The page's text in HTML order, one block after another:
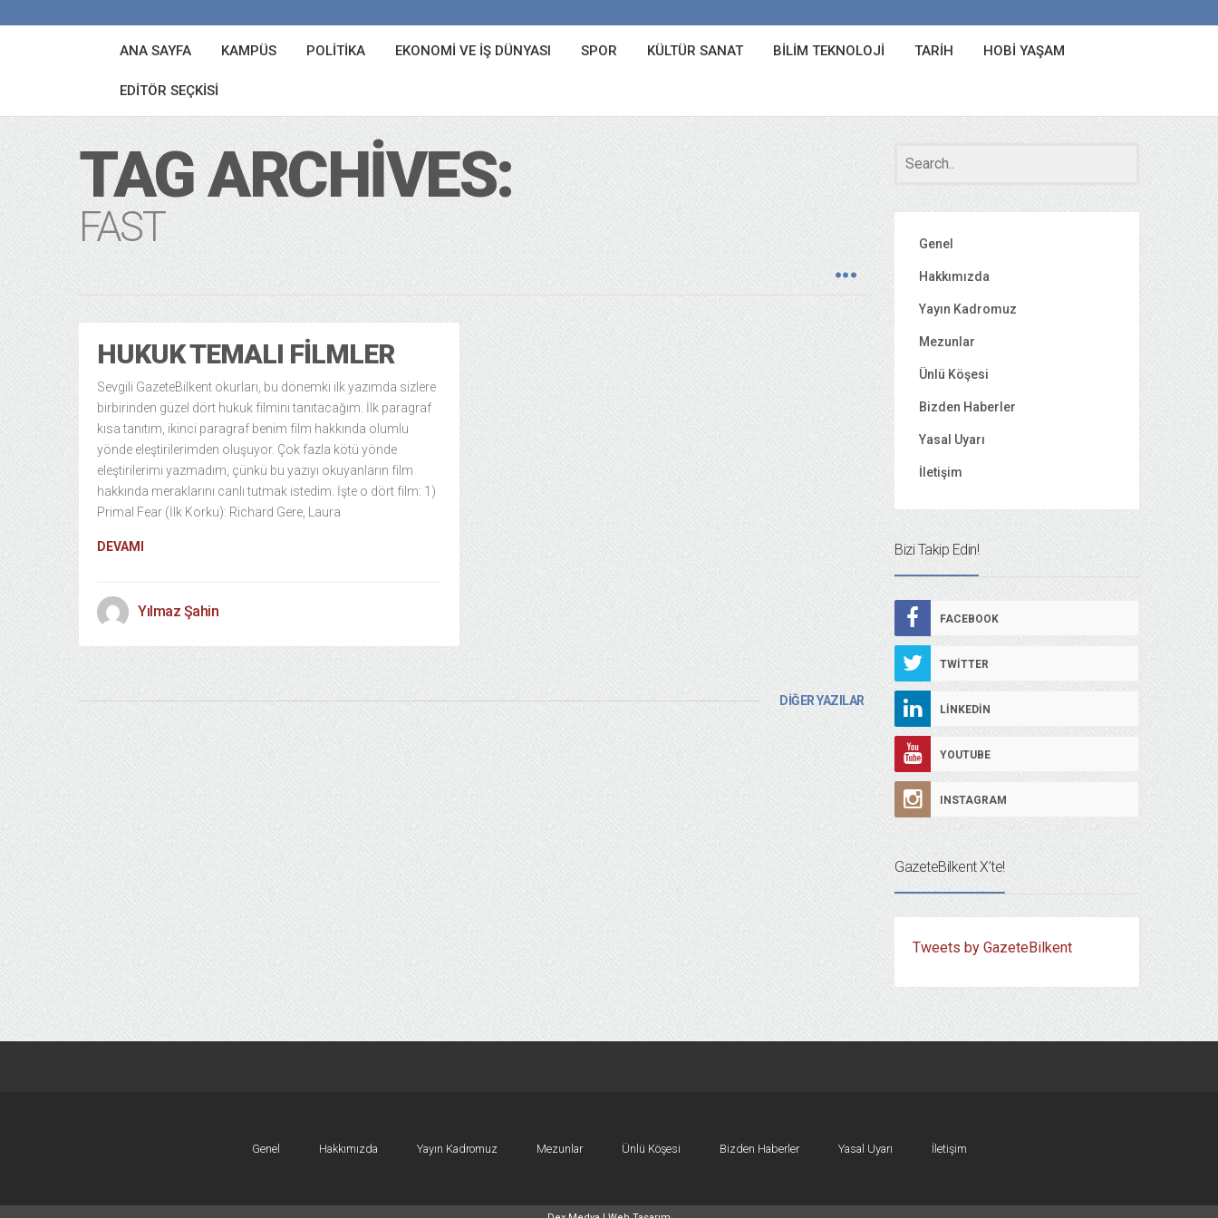
ANA SAYFA KAMPÜS POLITIKA EKONOMI VE İŞ DÜNYASI SPOR KÜLTÜR SANAT BILIM TEKNOLOJI TARIH HOBI YAŞAM
EDITÖR SEÇKISI
TAG ARCHIVES:
FAST
HUKUK TEMALI FILMLER
Sevgili GazeteBilkent okurları, bu dönemki ilk yazımda sizlere
birbirinden güzel dört hukuk filmini tanıtacağım. İlk paragraf
kısa tanıtım, ikinci paragraf benim film hakkında olumlu
yönde eleştirilerimden oluşuyor. Çok fazla kötü yönde
eleştirilerimi yazmadım, çünkü bu yazıyı okuyanların film
hakkında meraklarını canlı tutmak istedim. İşte o dört film: 1)
Primal Fear (İlk Korku): Richard Gere, Laura
DEVAMI
Yılmaz Şahin
DİĞER YAZILAR
Genel
Hakkımızda
Yayın Kadromuz
Mezunlar
Ünlü Köşesi
Bizden Haberler
Yasal Uyarı
İletişim
Bizi Takip Edin!
FACEBOOK
TWITTER
LINKEDIN
YOUTUBE
INSTAGRAM
GazeteBilkent X’te!
Tweets by GazeteBilkent
Genel Hakkımızda Yayın Kadromuz Mezunlar Ünlü Köşesi Bizden Haberler Yasal Uyarı İletişim